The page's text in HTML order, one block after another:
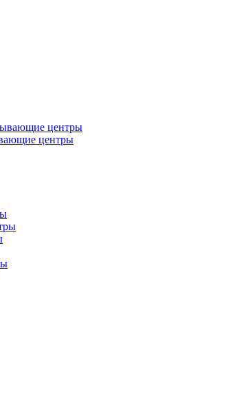
центры
центры